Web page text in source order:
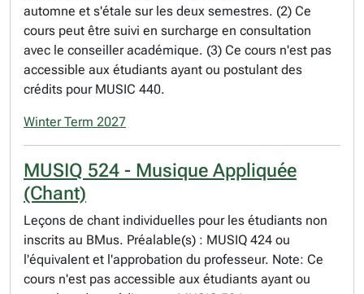
automne et s'étale sur les deux semestres. (2) Ce
cours peut être suivi en surcharge en consultation
avec le conseiller académique. (3) Ce cours n'est pas
accessible aux étudiants ayant ou postulant des
crédits pour MUSIC 440.
Winter Term 2027
MUSIQ 524 - Musique Appliquée
(Chant)
Leçons de chant individuelles pour les étudiants non
inscrits au BMus. Préalable(s) : MUSIQ 424 ou
l'équivalent et l'approbation du professeur. Note: Ce
cours n'est pas accessible aux étudiants ayant ou